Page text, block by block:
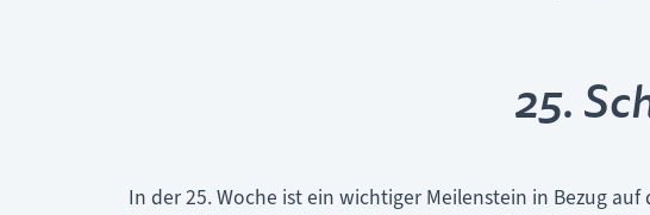
25.
In der 25. Woche ist ein wichtiger Meilenstein in Bezug auf